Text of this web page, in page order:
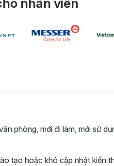
nhân viên
phòng, mới đi làm, mới sử
tạo hoặc khó cập nhật kiến